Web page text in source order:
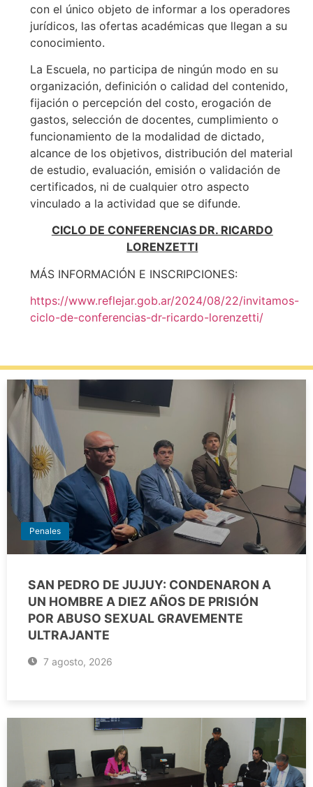
con el único objeto de informar a los operadores
jurídicos, las ofertas académicas que llegan a su
conocimiento.
La Escuela, no participa de ningún modo en su
organización, definición o calidad del contenido,
fijación o percepción del costo, erogación de
gastos, selección de docentes, cumplimiento o
funcionamiento de la modalidad de dictado,
alcance de los objetivos, distribución del material
de estudio, evaluación, emisión o validación de
certificados, ni de cualquier otro aspecto
vinculado a la actividad que se difunde.
CICLO DE CONFERENCIAS DR. RICARDO
LORENZETTI
MÁS INFORMACIÓN E INSCRIPCIONES:
https://www.reflejar.gob.ar/2024/08/22/invitamos-
ciclo-de-conferencias-dr-ricardo-lorenzetti/
Penales
SAN PEDRO DE JUJUY: CONDENARON A
UN HOMBRE A DIEZ AÑOS DE PRISIÓN
POR ABUSO SEXUAL GRAVEMENTE
ULTRAJANTE
7 agosto, 2026